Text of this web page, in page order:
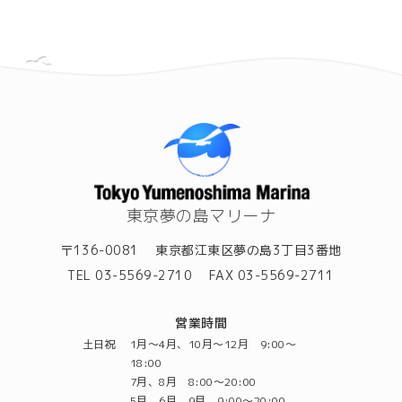
東京夢の島マリーナ
〒136-0081
東京都江東区夢の島3丁目3番地
TEL 03-5569-2710
FAX 03-5569-2711
営業時間
土日祝
1月～4月、10月～12月 9:00～
18:00
7月、8月 8:00～20:00